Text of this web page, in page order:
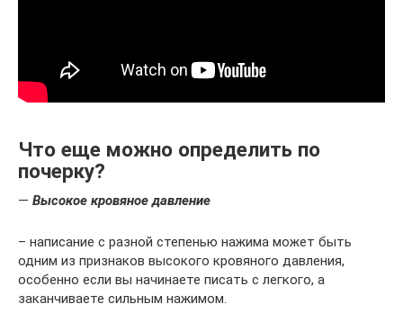
Что еще можно определить по
почерку?
— Высокое кровяное давление
– написание с разной степенью нажима может быть
одним из признаков высокого кровяного давления,
особенно если вы начинаете писать с легкого, а
заканчиваете сильным нажимом.